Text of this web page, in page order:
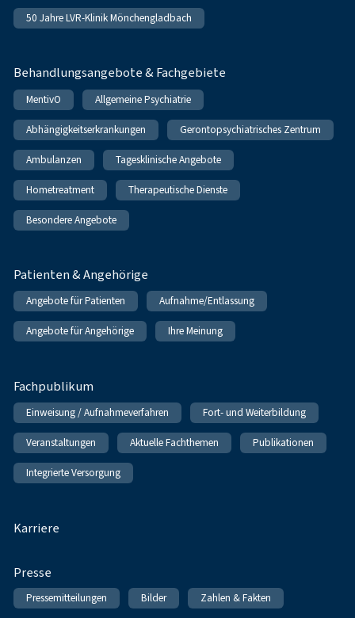
50 Jahre LVR-Klinik Mönchengladbach
Behandlungsangebote & Fachgebiete
MentivO Allgemeine Psychiatrie
Abhängigkeitserkrankungen Gerontopsychiatrisches Zentrum
Ambulanzen Tagesklinische Angebote
Hometreatment Therapeutische Dienste
Besondere Angebote
Patienten & Angehörige
Angebote für Patienten Aufnahme/Entlassung
Angebote für Angehörige Ihre Meinung
Fachpublikum
Einweisung / Aufnahmeverfahren Fort- und Weiterbildung
Veranstaltungen Aktuelle Fachthemen Publikationen
Integrierte Versorgung
Karriere
Presse
Pressemitteilungen Bilder Zahlen & Fakten